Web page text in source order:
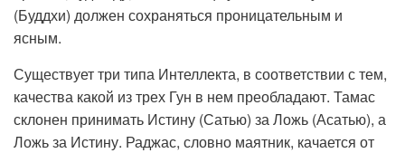
(Буддхи) должен сохраняться проницательным и
ясным.
Существует три типа Интеллекта, в соответствии с тем,
качества какой из трех Гун в нем преобладают. Тамас
склонен принимать Истину (Сатью) за Ложь (Асатью), а
Ложь за Истину. Раджас, словно маятник, качается от